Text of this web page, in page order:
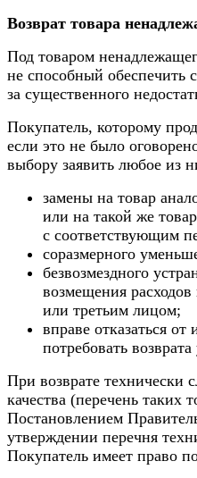
Возврат товара
Под товаром
не способный обеспечить
за существенного
Покупатель, которому
если это не было
выбору заявить любое из
замены на товар
или на такой же
с соответствующим
соразмерного
безвозмездного
возмещения
или третьим лицом;
вправе отказаться
потребовать
При возврате технически
качества (перечень таких
Постановлением
утверждении перечня
Покупатель имеет право